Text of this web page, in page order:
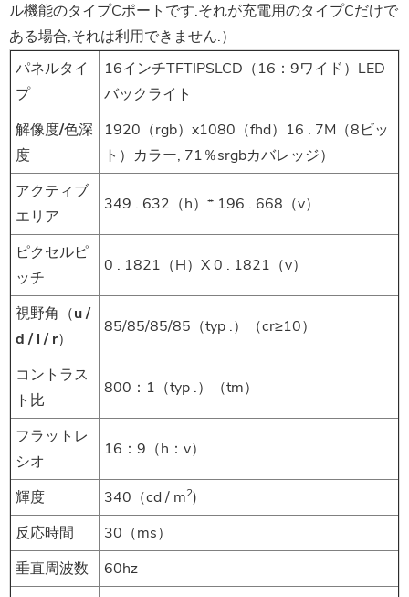
ル機能のタイプCポートです.それが充電用のタイプCだけで
ある場合,それは利用できません.）
パネルタイ
プ
16インチTFTIPSLCD（16：9ワイド）LED
バックライト
解像度/色深
度
1920（rgb）x1080（fhd）16 . 7M（8ビッ
ト）カラー, 71％srgbカバレッジ）
アクティブ
エリア
349 . 632（h）* 196 . 668（v）
ピクセルピ
ッチ
0 . 1821（H）X 0 . 1821（v）
視野角（u /
d / l / r）
85/85/85/85（typ .）（cr≥10）
コントラス
ト比
800：1（typ .）（tm）
フラットレ
シオ
16：9（h：v）
輝度 340（cd / m2)
反応時間
30（ms）
垂直周波数
60hz